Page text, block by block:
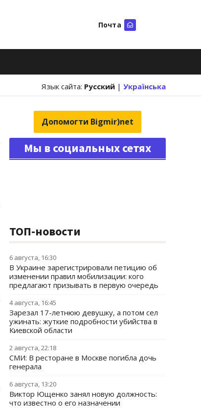
Почта
Язык сайта: Русский | Українська
Допомогти Bigmir)net
Мы в социальных сетях
ТОП-новости
6 августа, 16:30
В Украине зарегистрировали петицию об
изменении правил мобилизации: кого
предлагают призывать в первую очередь
4 августа, 16:45
Зарезал 17-летнюю девушку, а потом сел
ужинать: жуткие подробности убийства в
Киевской области
2 августа, 22:18
СМИ: В ресторане в Москве погибла дочь
генерала
6 августа, 13:20
Виктор Ющенко занял новую должность:
что известно о его назначении